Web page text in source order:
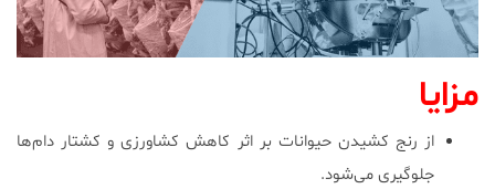
مزایا
از رنج کشیدن حیوانات بر اثر کاهش کشاورزی و کشتار دام‌ها
جلوگیری می‌شود.